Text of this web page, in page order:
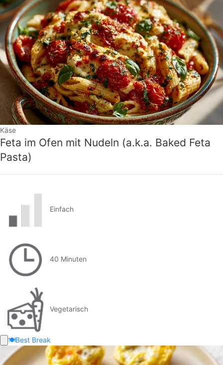
Käse
Feta im Ofen mit Nudeln (a.k.a. Baked Feta
Pasta)
Einfach
40 Minuten
Vegetarisch
🍽️Best Break